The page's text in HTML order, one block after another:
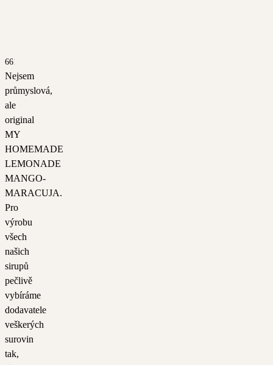
6611
Nejsem
průmyslová,
ale
original
MY
HOMEMADE
LEMONADE
MANGO-
MARACUJA.
Pro
výrobu
všech
našich
sirupů
pečlivě
vybíráme
dodavatele
veškerých
surovin
tak,